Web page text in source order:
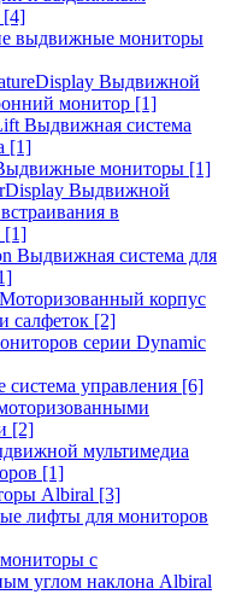
[4]
выдвижные мониторы
Выдвижной
монитор [1]
Выдвижная система
[1]
мониторы [1]
Выдвижной
в
[1]
Выдвижная система для
корпус
салфеток [2]
серии Dynamic
система управления [6]
[2]
мультимедиа
[1]
Albiral [3]
лифты для мониторов
с
углом наклона Albiral